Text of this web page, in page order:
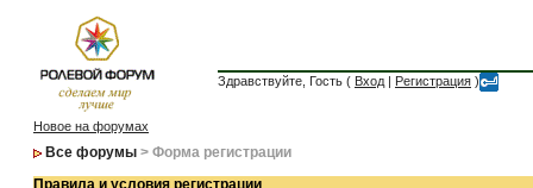
Здравствуйте, Гость ( Вход | Регистрация )
Новое на форумах
Все форумы > Форма регистрации
Правила и условия регистрации